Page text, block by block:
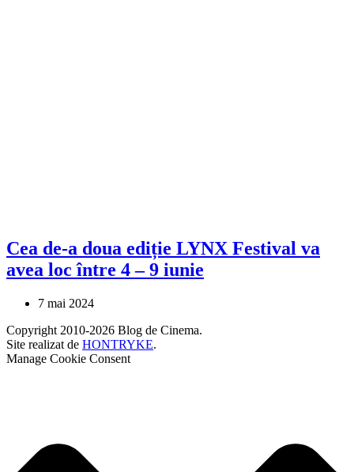
Cea de-a doua ediție LYNX Festival va
avea loc între 4 – 9 iunie
7 mai 2024
Copyright 2010-2026 Blog de Cinema.
Site realizat de HONTRYKE.
Manage Cookie Consent